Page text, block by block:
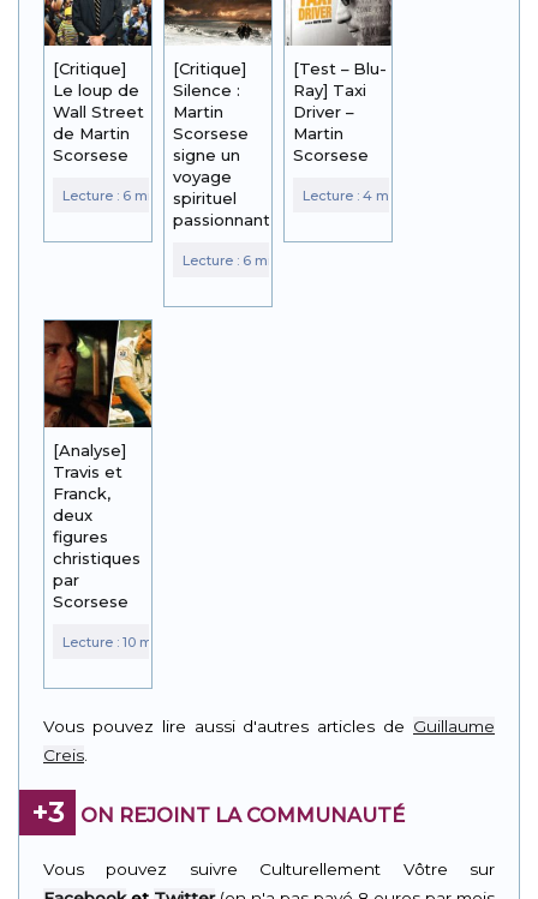
[Critique]
Le loup de
Wall Street
de Martin
Scorsese
[Critique]
Silence :
Martin
Scorsese
signe un
voyage
spirituel
passionnant
[Test – Blu-
Ray] Taxi
Driver –
Martin
Scorsese
[Analyse]
Travis et
Franck,
deux
figures
christiques
par
Scorsese
Vous pouvez lire aussi d'autres articles de Guillaume
Creis
+3 ON REJOINT LA COMMUNAUTÉ
Vous pouvez suivre Culturellement Vôtre sur